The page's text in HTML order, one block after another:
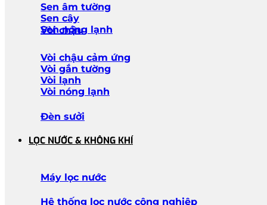
Sen âm tường
Sen cây
Sen nóng lạnh
Vòi chậu
Vòi chậu cảm ứng
Vòi gắn tường
Vòi lạnh
Vòi nóng lạnh
Đèn sưởi
LỌC NƯỚC & KHÔNG KHÍ
Máy lọc nước
Hệ thống lọc nước công nghiệp